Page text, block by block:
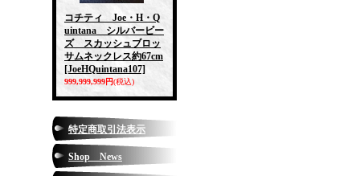
コチティ Joe・H・Q
uintana シルバービー
ズ スカッシュブロッ
サムネックレス約67cm
[JoeHQuintana107]
999,999,999円(税込)
特定商取引法表示
Shop News